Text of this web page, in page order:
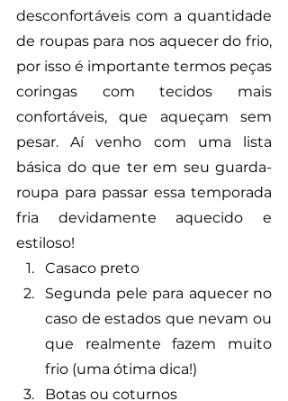
desconfortáveis com a quantidade
de roupas para nos aquecer do frio,
por isso é importante termos peças
coringas com tecidos mais
confortáveis, que aqueçam sem
pesar. Aí venho com uma lista
básica do que ter em seu guarda-
roupa para passar essa temporada
fria devidamente aquecido e
estiloso!
Casaco preto
Segunda pele para aquecer no
caso de estados que nevam ou
que realmente fazem muito
frio (uma ótima dica!)
Botas ou coturnos